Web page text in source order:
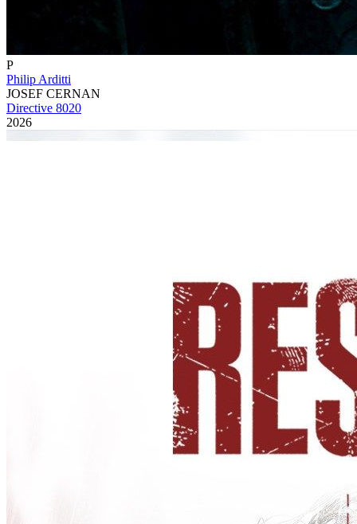
P
Philip Arditti
JOSEF CERNAN
Directive 8020
2026